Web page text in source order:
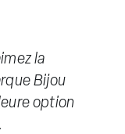
la
Bijou
option